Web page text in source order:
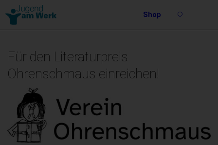
Barrierefreie
Bedienung
Webseite
Shop
Für den Literaturpreis
Ohrenschmaus einreichen!